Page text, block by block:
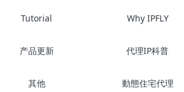
Tutorial Why IPFLY
产品更新 代理IP科普
其他 動態住宅代理